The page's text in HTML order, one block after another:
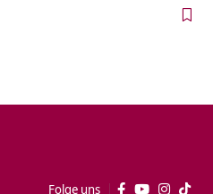
Folge uns